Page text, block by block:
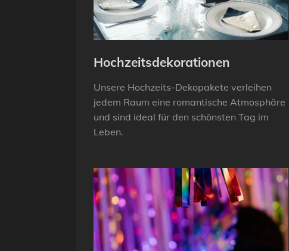
Hochzeitsdekorationen
Unsere Hochzeits-Dekopakete verleihen
jedem Raum eine romantische Atmosphäre
und sind ideal für den schönsten Tag im
Leben.